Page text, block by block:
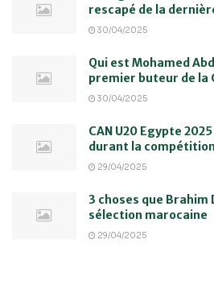
rescapé de la
30/04/2025
Qui est Mohamed
premier buteur de la
30/04/2025
CAN U20 Egypte
durant la compétition
29/04/2025
3 choses que Brahim
sélection marocaine
29/04/2025